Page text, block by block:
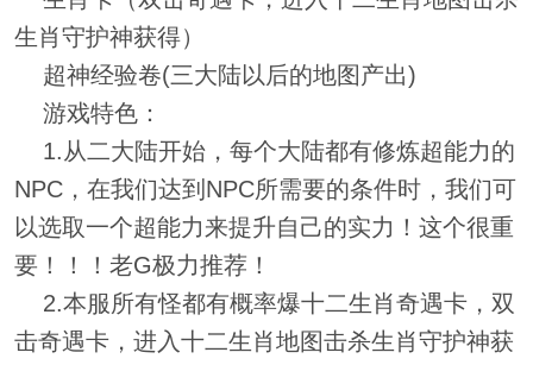
生肖守护神获得）
超神经验卷(三大陆以后的地图产出)
游戏特色：
1.从二大陆开始，每个大陆都有修炼超能力的
NPC，在我们达到NPC所需要的条件时，我们可
以选取一个超能力来提升自己的实力！这个很重
要！！！老G极力推荐！
2.本服所有怪都有概率爆十二生肖奇遇卡，双
击奇遇卡，进入十二生肖地图击杀生肖守护神获